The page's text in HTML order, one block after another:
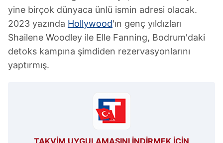
yine birçok dünyaca ünlü ismin adresi olacak.
2023 yazında Hollywood'ın genç yıldızları
Shailene Woodley ile Elle Fanning, Bodrum'daki
detoks kampına şimdiden rezervasyonlarını
yaptırmış.